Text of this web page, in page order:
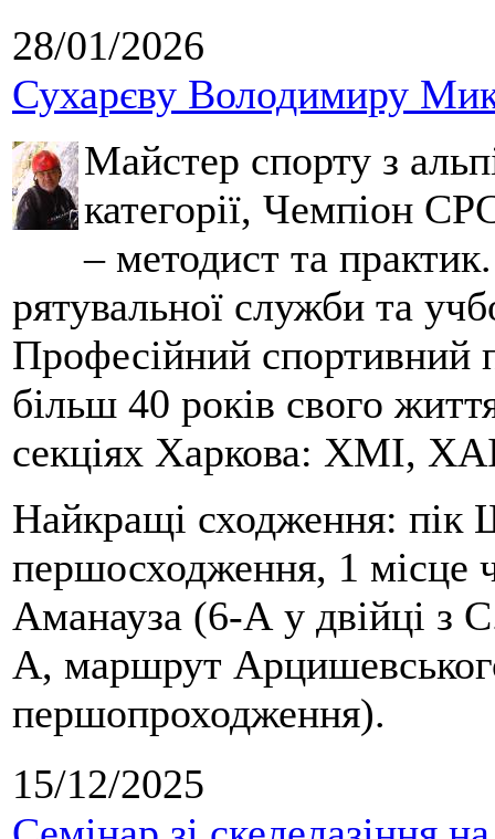
28/01/2026
Сухарєву Володимиру
Майстер спорту з
категорії, Чемпіон
– методист та
рятувальної служби та
Професійний спортивний
більш 40 років свого
секціях Харкова: ХМІ,
Найкращі сходження: пік
першосходження, 1 місце
Аманауза (6-А у двійці з
А, маршрут
першопроходження).
15/12/2025